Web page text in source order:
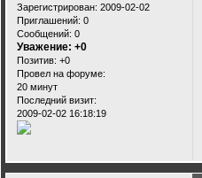
Зарегистрирован: 2009-02-02
Приглашений: 0
Сообщений: 0
Уважение: +0
Позитив: +0
Провел на форуме:
20 минут
Последний визит:
2009-02-02 16:18:19